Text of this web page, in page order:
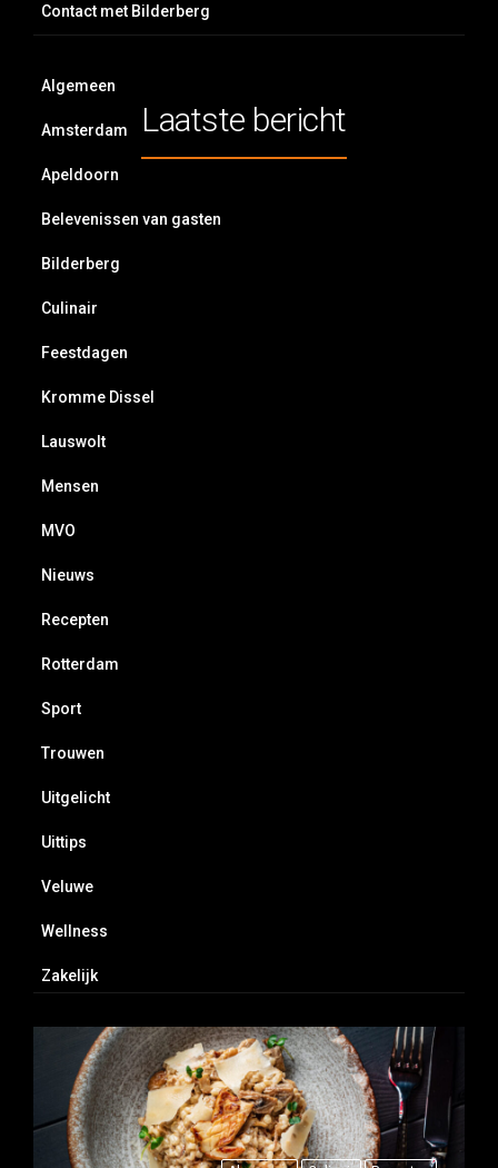
Contact met Bilderberg
Algemeen
Amsterdam
Apeldoorn
Belevenissen van gasten
Bilderberg
Culinair
Feestdagen
Kromme Dissel
Lauswolt
Mensen
MVO
Nieuws
Recepten
Rotterdam
Sport
Trouwen
Uitgelicht
Uittips
Veluwe
Wellness
Zakelijk
Laatste bericht